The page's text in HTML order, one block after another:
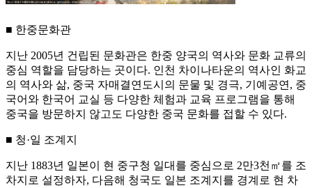
■ 한중문화관
지난 2005년 건립된 문화관은 한중 양국의 역사와 문화 교류의
중심 역할을 담당하는 곳이다. 인천 차이나타운의 역사인 화교
의 역사와 삶, 중국 자매결연도시의 문물 및 경극, 기예공연, 중
국어와 한국어 교실 등 다양한 체험과 교육 프로그램을 통해
중국을 방문하지 않고도 다양한 중국 문화를 접할 수 있다.
■ 청·일 조계지
지난 1883년 일본이 현 중구청 일대를 중심으로 2만3천㎡를 조
차지로 설정하자, 다음해 청국도 일본 조계지를 경계로 현 차